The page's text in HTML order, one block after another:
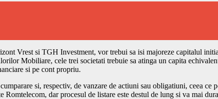
Vrest si TGH Investment, vor trebui sa isi majoreze capitalul
Mobiliare, cele trei societati trebuie sa atinga un capita
si pe cont propriu.
si, respectiv, de vanzare de actiuni sau obligatiuni, ceea
Romtelecom, dar procesul de listare este destul de lung si va mai